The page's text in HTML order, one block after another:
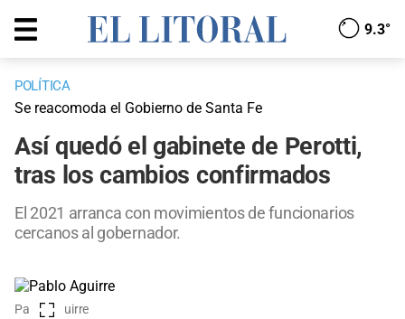
9.3°
POLÍTICA
Se reacomoda el Gobierno de Santa Fe
Así quedó el gabinete de Perotti,
tras los cambios confirmados
El 2021 arranca con movimientos de funcionarios
cercanos al gobernador.
Pablo Aguirre